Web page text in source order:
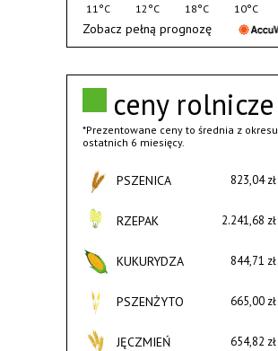
ceny rolnicze
*Prezentowane ceny to średnia z okresu
ostatnich 6 miesięcy.
PSZENICA 823,04 zł
RZEPAK 2.241,68 zł
KUKURYDZA 844,71 zł
PSZENŻYTO 665,00 zł
JĘCZMIEŃ 654,82 zł
11°C
12°C
18°C
10°C
Zobacz pełną prognozę